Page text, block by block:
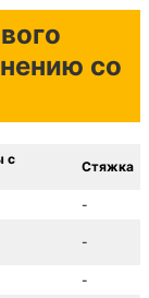
со
с
Стяжка
-
-
-